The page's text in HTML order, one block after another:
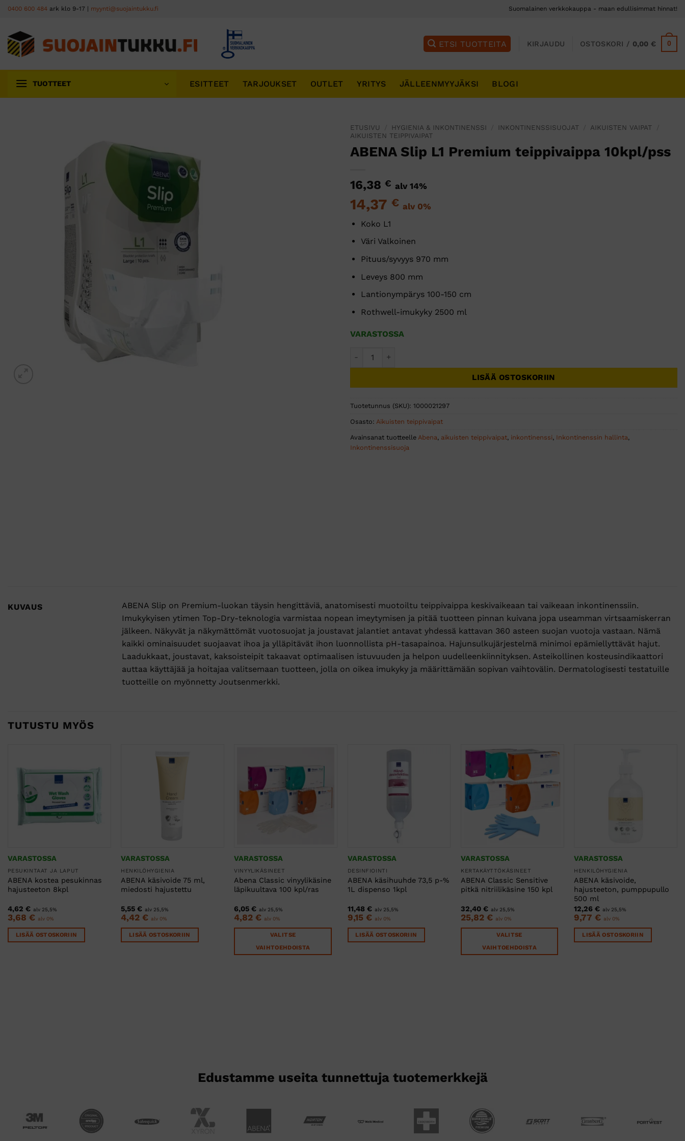
Skip
content
0400 600 484 ark klo 9-17 | myynti@suojaintukku.fi Suomalainen verkkokauppa - maan edullisimmat hinnat!
KIRJAUDU OSTOSKORI / 0,00€ 0
TUOTTEET ESITTEET TARJOUKSET OUTLET YRITYS JÄLLEENMYYJÄKSI BLOGI
ETUSIVU HYGIENIA & INKONTINENSSI INKONTINENSSISUOJAT AIKUISTEN VAIPAT
AIKUISTEN TEIPPIVAIPAT
ABENA Slip L1 Premium teippivaippa 10kpl/pss
16,38 € alv 14%
14,37 € alv 0%
Koko L1
Väri Valkoinen
Pituus/syvyys 970 mm
Leveys 800 mm
Lantionympärys 100-150 cm
Rothwell-imukyky 2500 ml
VARASTOSSA
LISÄÄ OSTOSKORIIN
Tuotetunnus (SKU): 1000021297
Osasto: Aikuisten teippivaipat
Avainsanat tuotteelle Abena, aikuisten teippivaipat, inkontinenssi, Inkontinenssin hallinta,
Inkontinenssisuoja
KUVAUS
ABENA Slip on Premium-luokan täysin hengittäviä, anatomisesti muotoiltu teippivaippa keskivaikeaan tai vaikeaan inkontinenssiin.
Imukykyisen ytimen Top-Dry-teknologia varmistaa nopean imeytymisen ja pitää tuotteen pinnan kuivana jopa useamman virtsaamiskerran
jälkeen. Näkyvät ja näkymättömät vuotosuojat ja joustavat jalantiet antavat yhdessä kattavan 360 asteen suojan vuotoja vastaan. Nämä
kaikki ominaisuudet suojaavat ihoa ja ylläpitävät ihon luonnollista pH-tasapainoa. Hajunsulkujärjestelmä minimoi epämiellyttävät hajut.
Laadukkaat, joustavat, kaksoisteipit takaavat optimaalisen istuvuuden ja helpon uudelleenkiinnityksen. Asteikollinen kosteusindikaattori
auttaa käyttäjää ja hoitajaa valitsemaan tuotteen, jolla on oikea imukyky ja määrittämään sopivan vaihtovälin. Dermatologisesti testatuille
tuotteille on myönnetty Joutsenmerkki.
TUTUSTU MYÖS
VARASTOSSA
PESUKINTAAT JA LAPUT
ABENA kostea pesukinnas
hajusteeton 8kpl
4,62 € alv 25,5%
3,68 € alv 0%
LISÄÄ OSTOSKORIIN
VARASTOSSA
HENKILÖHYGIENIA
ABENA käsivoide 75 ml,
miedosti hajustettu
5,55€ alv 25,5%
4,42€ alv 0%
LISÄÄ OSTOSKORIIN
VARASTOSSA
VINYYLIKÄSINEET
Abena Classic vinyylikäsine
läpikuultava 100 kpl/ras
6,05€ alv 25,5%
4,82€ alv 0%
VALITSE
VAIHTOEHDOISTA
VARASTOSSA
DESINFIOINTI
ABENA käsihuuhde 73,5 p-%
1L dispenso 1kpl
11,48 € alv 25,5%
9,15 € alv 0%
LISÄÄ OSTOSKORIIN
VARASTOSSA
KERTAKÄYTTÖKÄSINEET
ABENA Classic Sensitive
pitkä nitriilikäsine 150 kpl
32,40€ alv 25,5%
25,82€ alv 0%
VALITSE
VAIHTOEHDOISTA
VARASTOSSA
HENKILÖHYGIENIA
ABENA käsivoide,
hajusteeton, pumppupullo
500 ml
12,26€ alv 25,5%
9,77€ alv 0%
LISÄÄ OSTOSKORIIN
Edustamme useita tunnettuja tuotemerkkejä